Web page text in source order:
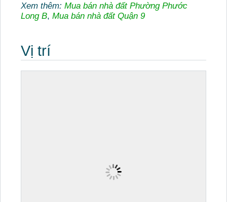
Xem thêm: Mua bán nhà đất Phường Phước
Long B, Mua bán nhà đất Quận 9
Vị trí